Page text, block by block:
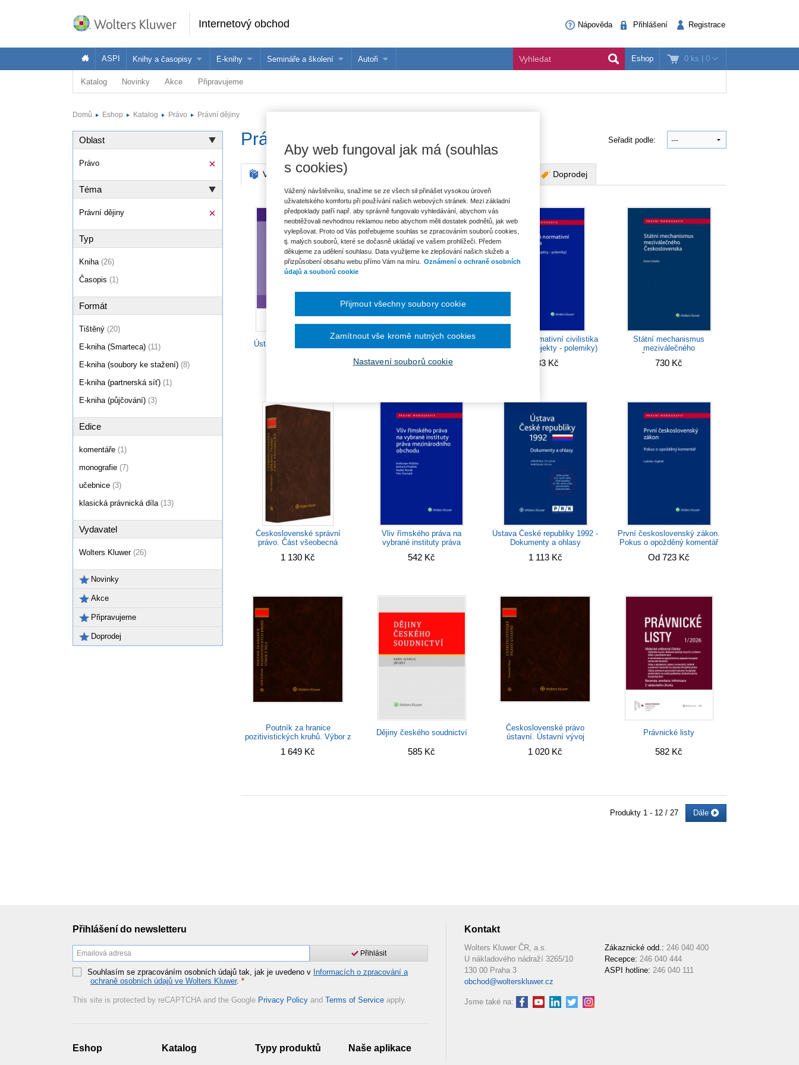
Internetový obchod Nápověda Přihlášení Registrace
0 ks | 0
ASPI Knihy a časopisy
Knihy
E-knihy
Jak na naše e-knihy?
Půjčit si e-knihu
Semináře a školení Autoři Eshop
Katalog Novinky Akce Připravujeme
Domů Eshop Katalog Právo Právní dějiny
Právní dějiny Seřadit podle:
Všechny produkty Doprodej
Ústavní právo srovnávací
940 Kč
Brněnská normativní civilistika
(postavy - projekty - polemiky)
383 Kč
Státní mechanismus
meziválečného
730 Kč
Československé správní
právo. Část všeobecná
1 130 Kč
Vliv římského práva na
vybrané instituty práva
542 Kč
Ústava České republiky 1992 -
Dokumenty a ohlasy
1 113 Kč
První československý zákon.
Pokus o opožděný komentář
Od 723 Kč
Poutník za hranice
pozitivistických kruhů. Výbor z
1 649 Kč
Dějiny českého soudnictví
585 Kč
Československé právo
ústavní. Ústavní vývoj
1 020 Kč
Právnické listy
582 Kč
Produkty 1 - 12 / 27 Dále
Oblast
Právo
Téma
Právní dějiny
Typ
Kniha (26)
Časopis (1)
Formát
Tištěný (20)
E-kniha (Smarteca) (11)
E-kniha (soubory ke stažení) (8)
E-kniha (partnerská síť) (1)
E-kniha (půjčování) (3)
Edice
komentáře (1)
monografie (7)
učebnice (3)
klasická právnická díla (13)
Vydavatel
Wolters Kluwer (26)
Novinky
Akce
Připravujeme
Doprodej
Přihlášení do newsletteru
Přihlásit
Souhlasím se zpracováním osobních údajů tak, jak je uvedeno v Informacích o zpracování a
ochraně osobních údajů ve Wolters Kluwer. *
This site is protected by reCAPTCHA and the Google Privacy Policy and Terms of Service apply.
Eshop Katalog Typy produktů Naše aplikace
Kontakt
Wolters Kluwer ČR, a.s.
U nákladového nádraží 3265/10
130 00 Praha 3
obchod@wolterskluwer.cz
Zákaznické odd.: 246 040 400
Recepce: 246 040 444
ASPI hotline: 246 040 111
Jsme také na:
Aby web fungoval jak má (souhlas
s cookies)
Vážený návštěvníku, snažíme se ze všech sil přinášet vysokou úroveň
uživatelského komfortu při používání našich webových stránek. Mezi základní
předpoklady patří např. aby správně fungovalo vyhledávání, abychom vás
neobtěžovali nevhodnou reklamou nebo abychom měli dostatek podnětů, jak web
vylepšovat. Proto od Vás potřebujeme souhlas se zpracováním souborů cookies,
tj. malých souborů, které se dočasně ukládají ve vašem prohlížeči. Předem
děkujeme za udělení souhlasu. Data využijeme ke zlepšování našich služeb a
přizpůsobení obsahu webu přímo Vám na míru.
Oznámení o ochraně osobních
údajů a souborů cookie
Nastavení souborů cookie
Zamítnout vše kromě nutných cookies
Přijmout všechny soubory cookie